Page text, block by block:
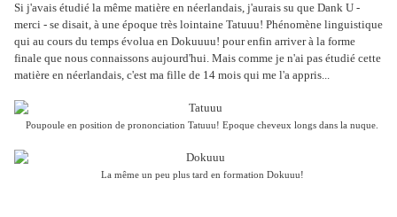
Si j'avais étudié la même matière en néerlandais, j'aurais su que Dank U -
merci - se disait, à une époque très lointaine Tatuuu! Phénomène linguistique
qui au cours du temps évolua en Dokuuuu! pour enfin arriver à la forme
finale que nous connaissons aujourd'hui. Mais comme je n'ai pas étudié cette
matière en néerlandais, c'est ma fille de 14 mois qui me l'a appris...
Poupoule en position de prononciation Tatuuu! Epoque cheveux longs dans la nuque.
La même un peu plus tard en formation Dokuuu!